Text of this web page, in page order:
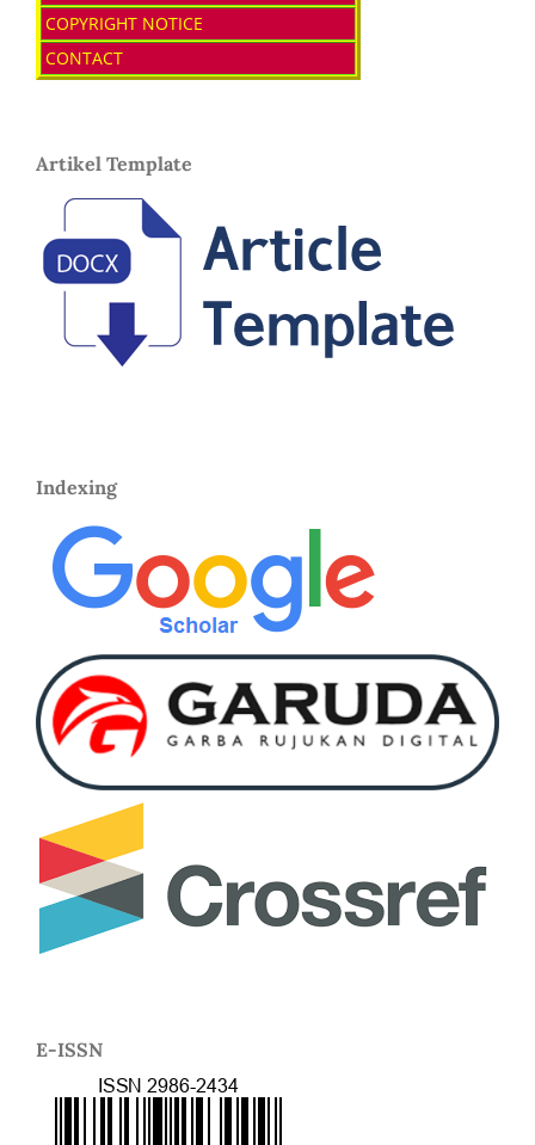
COPYRIGHT NOTICE
CONTACT
Artikel Template
Indexing
E-ISSN